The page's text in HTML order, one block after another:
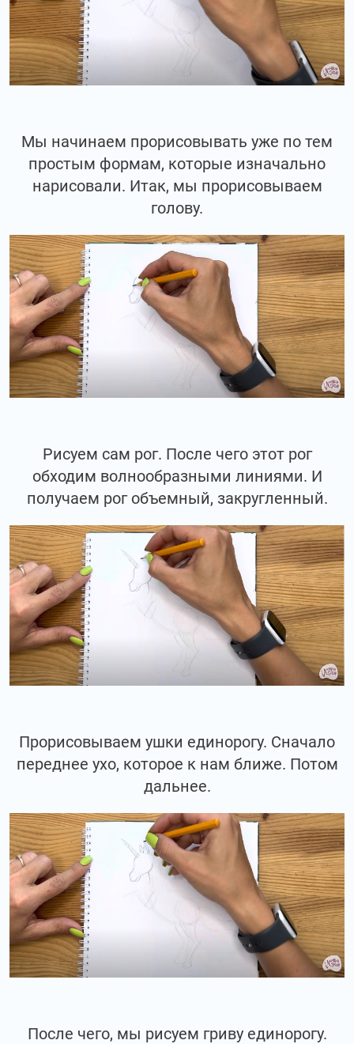
Мы начинаем прорисовывать уже по тем
простым формам, которые изначально
нарисовали. Итак, мы прорисовываем
голову.
Рисуем сам рог. После чего этот рог
обходим волнообразными линиями. И
получаем рог объемный, закругленный.
Прорисовываем ушки единорогу. Сначало
переднее ухо, которое к нам ближе. Потом
дальнее.
После чего, мы рисуем гриву единорогу.